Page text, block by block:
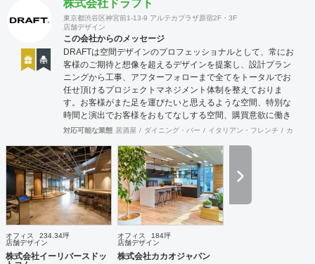
株式会社ドラフト
東京都渋谷区神宮前1-13-9 アルテカプラザ原宿2F・3F
店舗デザイン
この会社からのメッセージ
DRAFTは空間デザインのプロフェッショナルとして、常にお
客様のご期待と想像を超えるデザインを提案し、設計プラン
ニングから工事、アフターフォローまで全てをトータルでお
任せ頂けるプロジェクトマネジメント体制を整えておりま
す。お客様がまた足を運びたいと思えるような空間、特別な
時間と演出でお客様をおもてなしする空間、購買意欲に働き
かけるレイアウトとVMD、ブランド力を高める空間演出な
持っております。 ご希望されるイメージ、コストに関する不
安要素、 新規オープン、移転・改装に関するスケジュール、
ほか不明点など、まずはお気軽にお問い合わせください。
対応可能な業態 居酒屋 ダイニング・バー イタリアン・フレンチ カフェ
オフィス
234.34坪
店舗デザイン
株式会社イーリバースドッ
オフィス
184坪
店舗デザイン
株式会社カカオジャパン